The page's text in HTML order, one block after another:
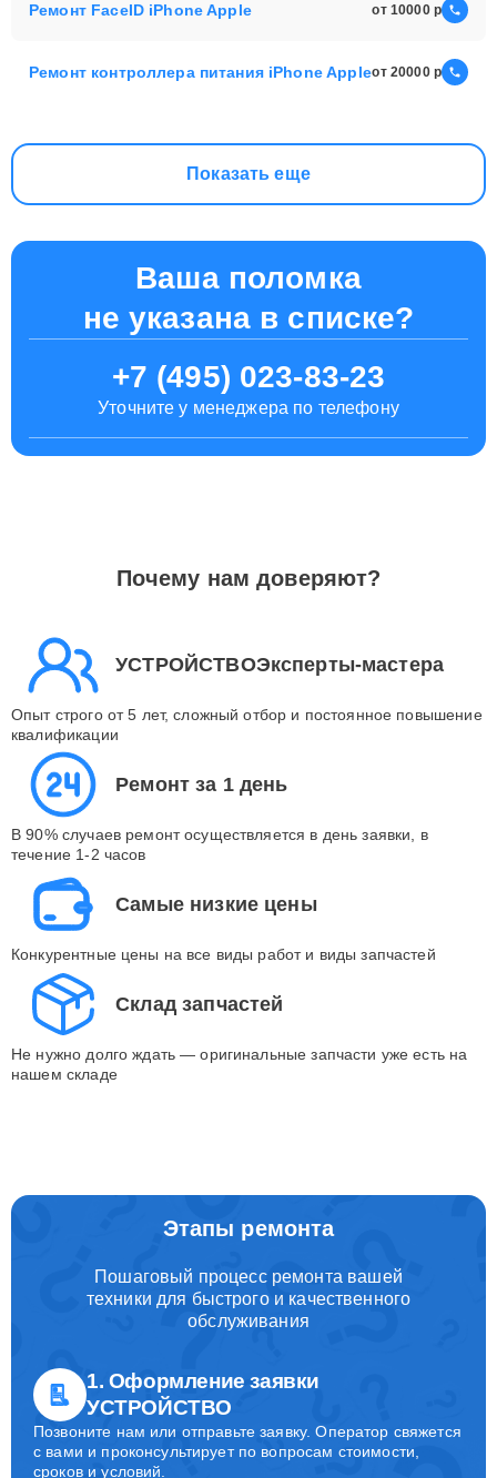
Ремонт FaceID iPhone Apple от 10000
Ремонт контроллера питания iPhone Appleот 20000
Показать еще
Ваша поломка
не указана в списке?
+7 (495) 023-83-23
Уточните у менеджера по телефону
Почему нам доверяют?
УСТРОЙСТВОЭксперты-мастера
Опыт строго от 5 лет, сложный отбор и постоянное повышение
квалификации
Ремонт за 1 день
В 90% случаев ремонт осуществляется в день заявки, в
течение 1-2 часов
Самые низкие цены
Конкурентные цены на все виды работ и виды запчастей
Склад запчастей
Не нужно долго ждать — оригинальные запчасти уже есть на
нашем складе
Этапы ремонта
Пошаговый процесс ремонта вашей
техники для быстрого и качественного
обслуживания
1. Оформление заявки
УСТРОЙСТВО
Позвоните нам или отправьте заявку. Оператор свяжется
с вами и проконсультирует по вопросам стоимости,
сроков и условий.